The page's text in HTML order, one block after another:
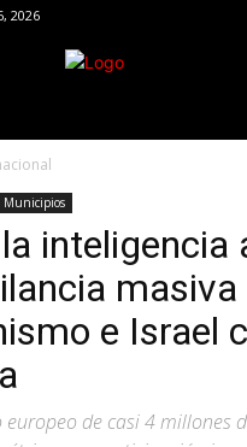
2026
Municipios
inteligencia
masiva
e Israel
europeo de casi 4 millones